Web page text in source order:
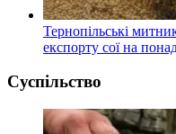
Тернопільські
експорту сої на
Суспільство